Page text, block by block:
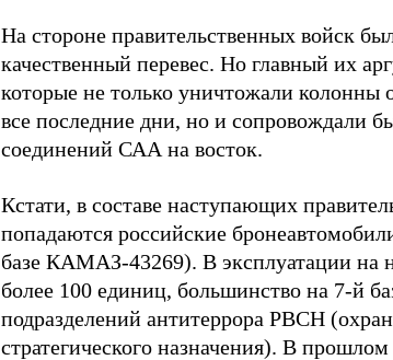
На стороне правительственных войск
качественный перевес. Но главный их
которые не только уничтожали колонны
все последние дни, но и сопровождали
соединений САА на восток.
Кстати, в составе наступающих
попадаются российские
базе КАМАЗ-43269). В эксплуатации на
более 100 единиц, большинство на 7-й
подразделений антитеррора РВСН
стратегического назначения). В